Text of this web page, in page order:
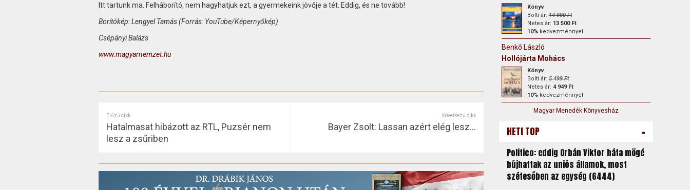
Itt tartunk ma. Felháborító, nem hagyhatjuk ezt, a gyermekeink jövője a tét. Eddig, és ne tovább!
Borítókép: Lengyel Tamás (Forrás: YouTube/Képernyőkép)
Csépányi Balázs
www.magyarnemzet.hu
Előző cikk
Hatalmasat hibázott az RTL, Puzsér nem
lesz a zsűriben
Következő cikk
Bayer Zsolt: Lassan azért elég lesz…
Könyv
Bolti ár:14 990 Ft
Netes ár: 13 500 Ft
10%kedvezménnyel
Benkő László
Hollójárta Mohács
Könyv
Bolti ár:5 499 Ft
Netes ár: 4 949 Ft
10%kedvezménnyel
Magyar Menedék Könyvesház
HETI TOP -
Politico: eddig Orbán Viktor háta mögé
bújhattak az uniós államok, most
szétesőben az egység (6444)